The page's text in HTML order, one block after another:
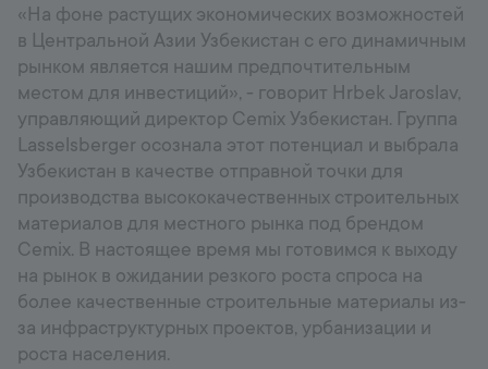
«На фоне растущих экономических возможностей
в Центральной Азии Узбекистан с его динамичным
рынком является нашим предпочтительным
местом для инвестиций», - говорит Hrbek Jaroslav,
управляющий директор Cemix Узбекистан. Группа
Lasselsberger осознала этот потенциал и выбрала
Узбекистан в качестве отправной точки для
производства высококачественных строительных
материалов для местного рынка под брендом
Cemix. В настоящее время мы готовимся к выходу
на рынок в ожидании резкого роста спроса на
более качественные строительные материалы из-
за инфраструктурных проектов, урбанизации и
роста населения.